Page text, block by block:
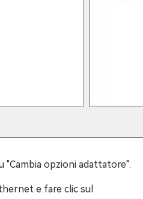
"Cambia opzioni adattatore".
e fare clic sul